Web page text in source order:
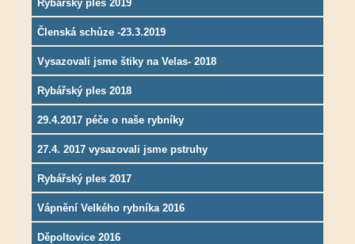
Rybářský ples 2019
Členská schůze -23.3.2019
Vysazovali jsme štiky na Velas- 2018
Rybářský ples 2018
29.4.2017 péče o naše rybníky
27.4. 2017 vysazovali jsme pstruhy
Rybářský ples 2017
Vápnění Velkého rybníka 2016
Děpoltovice 2016